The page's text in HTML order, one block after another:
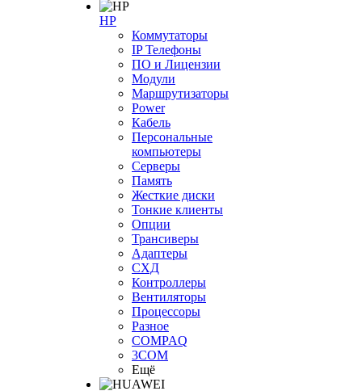
HP
Коммутаторы
IP Телефоны
ПО и Лицензии
Модули
Маршрутизаторы
Power
Кабель
Персональные
компьютеры
Серверы
Память
Жесткие диски
Тонкие клиенты
Опции
Трансиверы
Адаптеры
СХД
Контроллеры
Вентиляторы
Процессоры
Разное
COMPAQ
3COM
Ещё